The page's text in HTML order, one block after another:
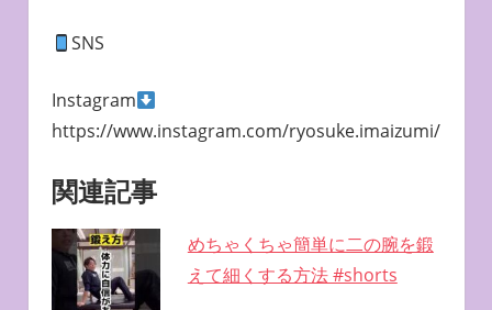
SNS
Instagram
https://www.instagram.com/ryosuke.imaizumi/
関連記事
めちゃくちゃ簡単に二の腕を鍛
えて細くする方法 #shorts